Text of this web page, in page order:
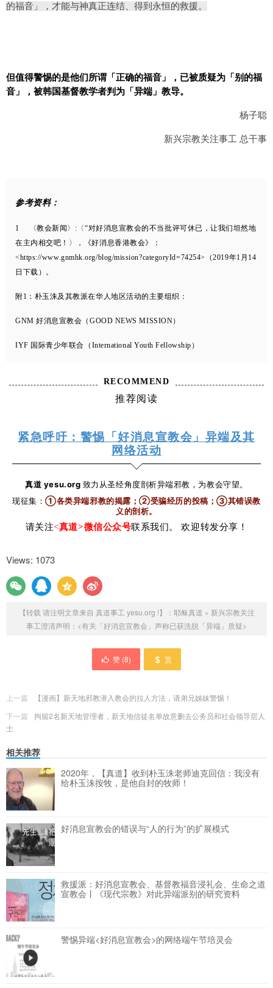
的福音」，才能与神真正连结、得到永恒的救援。
但值得警惕的是他们所谓「正确的福音」，已被质疑为「别的福
音」，被韩国基督教学者判为「异端」教导。
杨子聪
新兴宗教关注事工 总干事
参考资料：
1 〈教会新闻〉:〈“对好消息宣教会的不当批评可休已，让我们坦然地
在主内相交吧！〉，《好消息香港教会》：
<https://www.gnmhk.org/blog/mission?categoryId=74254>（2019年1月14
日下载）。
附1：朴玉洙及其教派在华人地区活动的主要组织：
GNM 好消息宣教会（GOOD NEWS MISSION）
IYF 国际青少年联合（International Youth Fellowship）
MCC 玛哈念网络神学院 (Mahanaim Cyber College）
＜https://www.cgner.org/documents/20181022_anouncement.pdf＞。
附3：卓志一：“Letter on IYF” ，见网页
＜https://www.cgner.org/documents/Letter%20on%20IYF.pdf＞。
附4：真道神学院 江季祯博士：〈罪得赦免 重生不是秘密〉，见网页
附5：陈连虎：〈「无需认罪」的好消息宣教会〉，见网页
＜http://www.chinesetheology.com/chenlh/GoodNewsMission.htm＞。
附6：罗民威：〈「辨识当代韩国新兴宗教」讲座 关注「好消息宣教
会」救恩论〉，见网页＜
=156023&Pid=102&Version=0&Cid=2141&Charset
RECOMMEND
推荐阅读
紧急呼吁：警惕「好消息宣教会」异端及其
网络活动
真道 yesu.org 致力从圣经角度剖析异端邪教，为教会守望。
现征集：①各类异端邪教的揭露；②受骗经历的投稿；③其错误教
义的剖析。
请关注<真道>微信公众号联系我们。 欢迎转发分享！
Views: 1073
【转载 请注明文章来自 真道事工 yesu.org !】： 耶稣真道 » 新兴宗教关注
事工澄清声明：<有关「好消息宣教会」声称已获洗脱「异端」质疑>
赞 (8) 赏
上一篇
【漫画】新天地邪教潜入教会的拉人方法，请弟兄姊妹警惕！
下一篇
拘留2名新天地管理者，新天地信徒名单故意删去公务员和社会领导层人
士
相关推荐
2020年，【真道】收到朴玉洙老师迪克回信：我没有
给朴玉洙按牧，是他自封的牧师！
好消息宣教会的错误与“人的行为”的扩展模式
救援派：好消息宣教会、基督教福音浸礼会、生命之道
宣教会丨《现代宗教》对此异端派别的研究资料
警惕异端<好消息宣教会>的网络端午节培灵会